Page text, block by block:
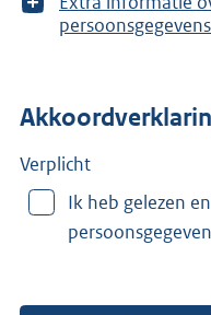
o
e
r
n
Verplicht
Ik heb gelezen